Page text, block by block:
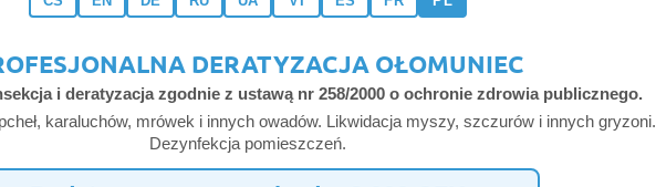
DERATYZACJA OŁOMUNIEC
i deratyzacja zgodnie z ustawą nr 258/2000 o ochronie zdrowia publicznego.
karaluchów, mrówek i innych owadów. Likwidacja myszy, szczurów i innych gryzoni.
Dezynfekcja pomieszczeń.